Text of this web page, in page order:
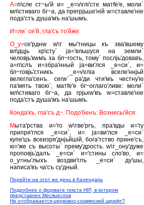
А=п\сле ст~ы'й и= _е=v\глi'сте матfе'е, моли`
мл\стиваго бг~а, да прегрjьше'нiй w=ставле'нiе
пода'стъ душа'мъ на'шымъ.
И=ли` се'й, гла'съ то'йже:
О_у=се'рднw w\т мы'тницы къ зва'вшему
вл\дцjь хр\сту` jа='вльшуся на земли`
человjь'кwмъ за бл~гость, тому` послjь'довавъ,
а=п\слъ и=збра'нный jа=ви'лся _е=си`, и=
бл~говjь'стникъ _е=v\глiа вселе'ннjьй
велегла'сенъ. сегw` ра'ди чти'мъ честну'ю
па'мять твою`, матfе'е бг~оглаго'ливе: моли`
мл\стиваго бг~а, да грjьхw'въ w=ставле'нiе
пода'стъ душа'мъ на'шымъ.
Конда'къ, гла'съ д~. Подо'бенъ: Вознесы'йся:
Мыта'рства и='го w\тве'ргъ, пра'вды и='гу
припря'глся _е=си`, и= jа=ви'лся _е=си`
купе'цъ всеизря'днjьйшiй, бога'тство прине'съ,
ю='же съ высоты` прему'дрость. w\т_ону'дуже
проповjь'далъ _е=си` и='стины сло'во, и=
о_у=ны'лыхъ воздви'глъ _е=си` ду'шы,
написа'въ ча'съ су'дный.
Перейти на этот же день в Календарь
Подробнее о формате текста HIP, в котором
представлен Месяцеслов
Не отображается церковно-славянский шрифт?